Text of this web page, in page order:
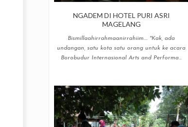
NGADEM DI HOTEL PURI ASRI
MAGELANG
Bismillaahirrahmaanirrahiim.... "Kak, ada
undangan, satu kota satu orang untuk ke acara
Borobudur Internasional Arts and Performa...